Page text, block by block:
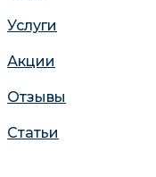
Услуги
Акции
Отзывы
Статьи